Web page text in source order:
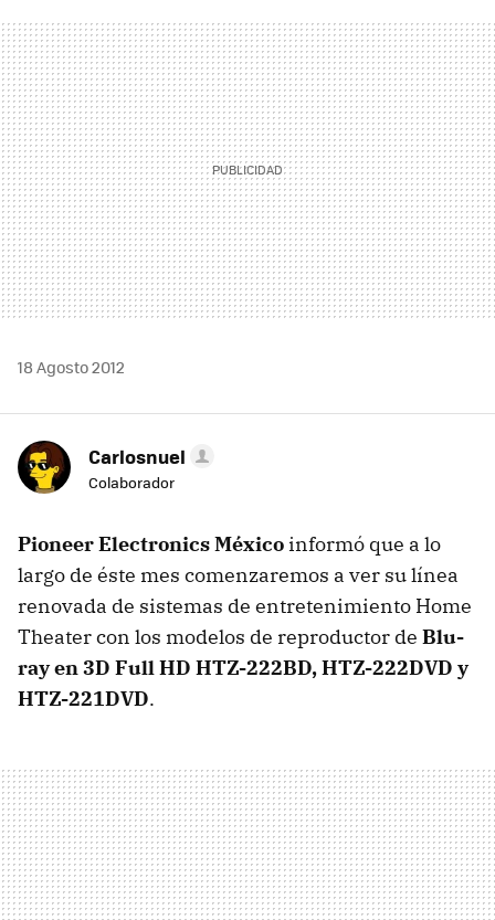
MAIL
18 Agosto 2012
Carlosnuel
Colaborador
Pioneer Electronics México informó que a lo
largo de éste mes comenzaremos a ver su línea
renovada de sistemas de entretenimiento Home
Theater con los modelos de reproductor de Blu-
ray en 3D Full HD HTZ-222BD, HTZ-222DVD y
HTZ-221DVD.